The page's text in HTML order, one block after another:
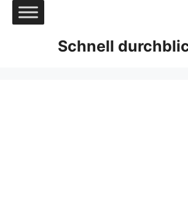
Zum
Inhalt
Schnell